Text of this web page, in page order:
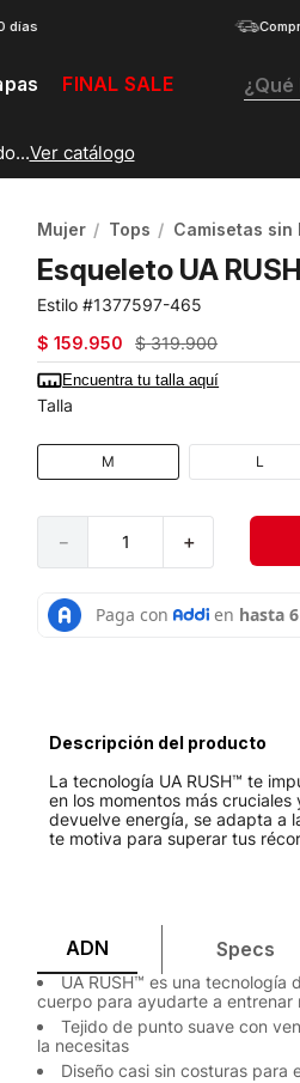
días
FINAL SALE ¿Qué
Ver catálogo
Mujer Tops Camisetas sin
Esqueleto UA
1377597-465
$ 159.950 $ 319.900
Encuentra tu talla aquí
Talla
M L
＋
－
Descripción del producto
La tecnología UA RUSH™ te
en los momentos más
devuelve energía, se adapta a
te motiva para superar tus
ADN Specs
UA RUSH™ es una tecnología
cuerpo para ayudarte a
Tejido de punto suave con
la necesitas
Diseño casi sin costuras para
Botas
Tenis
Guayos